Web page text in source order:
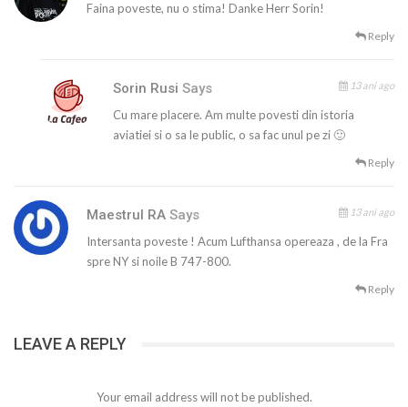
Faina poveste, nu o stima! Danke Herr Sorin!
Reply
Sorin RusiSays 13 ani ago
Cu mare placere. Am multe povesti din istoria
aviatiei si o sa le public, o sa fac unul pe zi 🙂
Reply
Maestrul RA Says 13 ani ago
Intersanta poveste ! Acum Lufthansa opereaza , de la Fra
spre NY si noile B 747-800.
Reply
LEAVE A REPLY
Your email address will not be published.